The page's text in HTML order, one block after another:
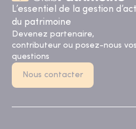
L’essentiel de la gestion
du patrimoine
Devenez partenaire,
contributeur ou posez-nous vos
questions
Nous contacter